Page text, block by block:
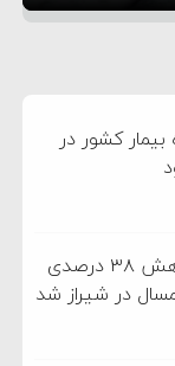
بیمار کشور در
فرهنگ سازی منجر به کاهش ۳۸ درصدی
در شیراز شد